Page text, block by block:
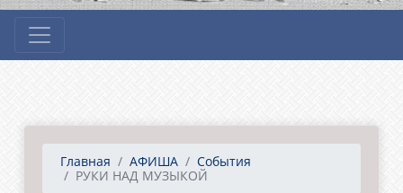
Главная АФИША
События
РУКИ НАД МУЗЫКОЙ